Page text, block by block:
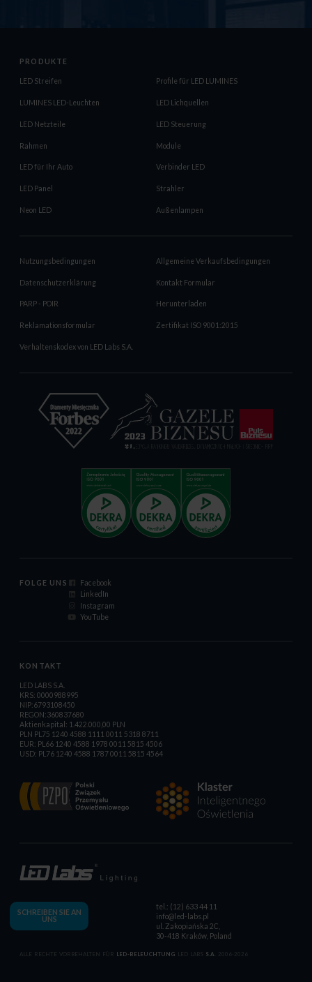
PRODUKTE
LED Streifen Profile für LED LUMINES
LUMINES LED-Leuchten LED Lichquellen
LED Netzteile LED Steuerung
Rahmen Module
LED für Ihr Auto Verbinder LED
LED Panel Strahler
Neon LED Außenlampen
Nutzungsbedingungen Allgemeine Verkaufsbedingungen
Datenschutzerklärung Kontakt Formular
PARP - POIR Herunterladen
Reklamationsformular Zertifikat ISO 9001:2015
Verhaltenskodex von LED Labs S.A.
FOLGE UNS
Facebook
LinkedIn
Instagram
YouTube
KONTAKT
LED LABS S.A.
KRS: 0000988995
NIP:6793108450
REGON:360837680
Aktienkapital: 1.422.000,00 PLN
PLN PL75 1240 4588 1111 0011 5318 8711
EUR: PL66 1240 4588 1978 0011 5815 4506
USD: PL76 1240 4588 1787 0011 5815 4564
SCHREIBEN SIE AN
UNS
tel.: (12) 633 44 11
info@led-labs.pl
ul. Zakopiańska 2C,
30-418 Kraków, Poland
ALLE RECHTE VORBEHALTEN FÜR LED-BELEUCHTUNG LED LABS S.A. 2006-2026